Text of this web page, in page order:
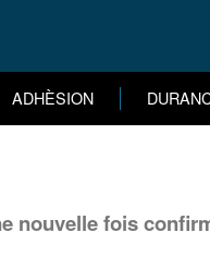
ADHÈSION
nouvelle fois